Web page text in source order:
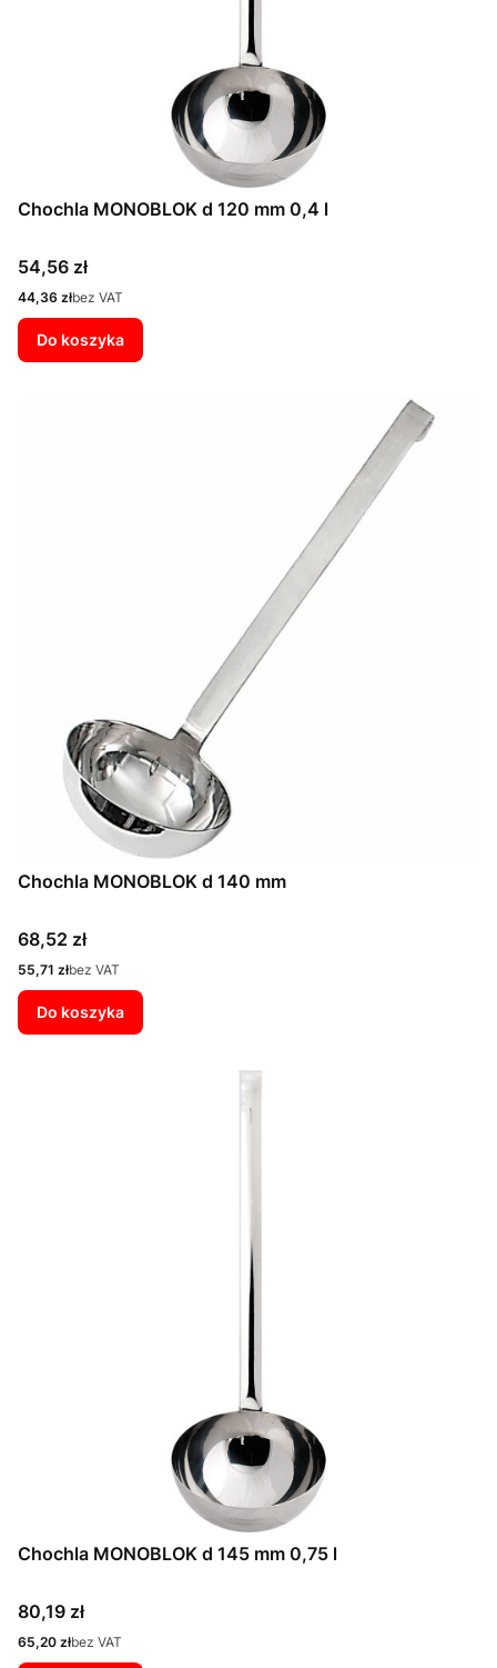
Chochla MONOBLOK d 120 mm 0,4 l
Cena
54,56 zł
Cena
44,36 złbez VAT
Do koszyka
Chochla MONOBLOK d 140 mm
Cena
68,52 zł
Cena
55,71 złbez VAT
Do koszyka
Chochla MONOBLOK d 145 mm 0,75 l
Cena
80,19 zł
Cena
65,20 złbez VAT